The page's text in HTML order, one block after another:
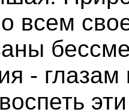
всем
-